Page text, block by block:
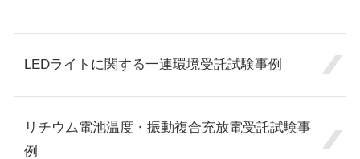
LEDライトに関する一連環境受託試験事例
リチウム電池温度・振動複合充放電受託試験事
例